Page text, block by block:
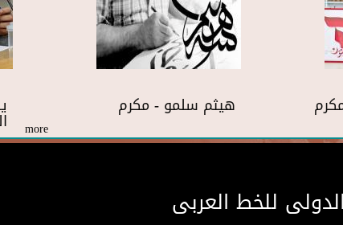
هيثم سلمو - مكرم
more
للخط العربى